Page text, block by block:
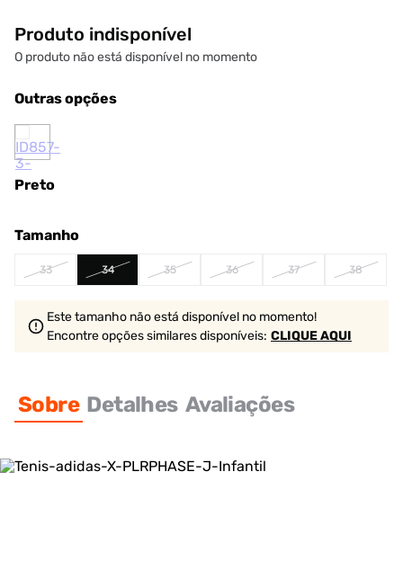
Produto indisponível
O produto não está disponível no momento
Outras opções
Preto
Tamanho
33 34 35 36 37 38
Este tamanho não está disponível no momento!
Encontre opções similaresdisponíveis: CLIQUE AQUI
Sobre Detalhes Avaliações